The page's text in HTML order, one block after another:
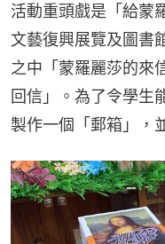
活動重頭戲是「給蒙
文藝復興展覽及圖書
之中「蒙羅麗莎的來
回信」。為了令學生
製作一個「郵箱」，